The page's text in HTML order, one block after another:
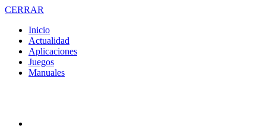
CERRAR
Inicio
Actualidad
Aplicaciones
Juegos
Manuales